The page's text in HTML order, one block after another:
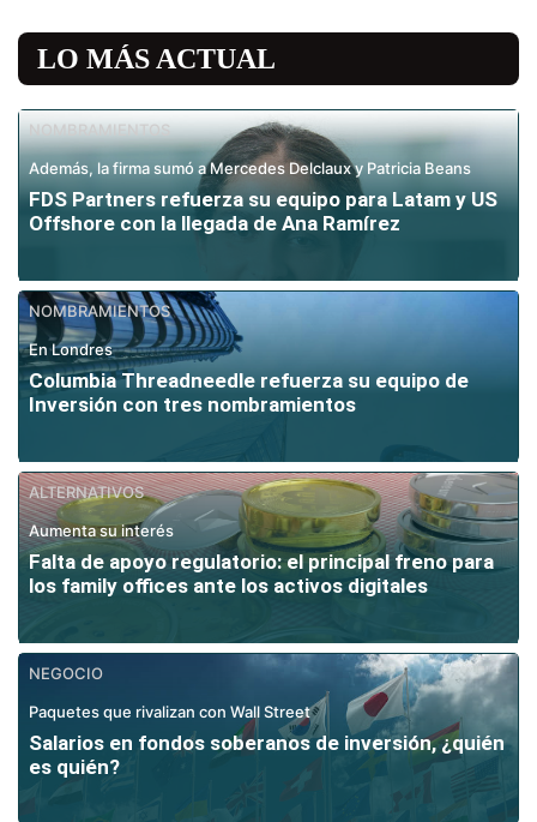
LO MÁS ACTUAL
NOMBRAMIENTOS
Además, la firma sumó a Mercedes Delclaux y Patricia Beans
FDS Partners refuerza su equipo para Latam y US
Offshore con la llegada de Ana Ramírez
NOMBRAMIENTOS
En Londres
Columbia Threadneedle refuerza su equipo de
Inversión con tres nombramientos
ALTERNATIVOS
Aumenta su interés
Falta de apoyo regulatorio: el principal freno para
los family offices ante los activos digitales
NEGOCIO
Paquetes que rivalizan con Wall Street
Salarios en fondos soberanos de inversión, ¿quién
es quién?